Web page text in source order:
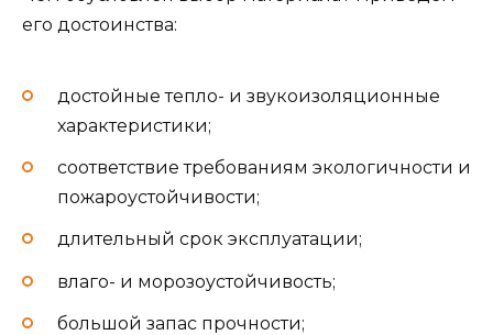
его достоинства:
достойные тепло- и звукоизоляционные
характеристики;
соответствие требованиям экологичности и
пожароустойчивости;
длительный срок эксплуатации;
влаго- и морозоустойчивость;
большой запас прочности;